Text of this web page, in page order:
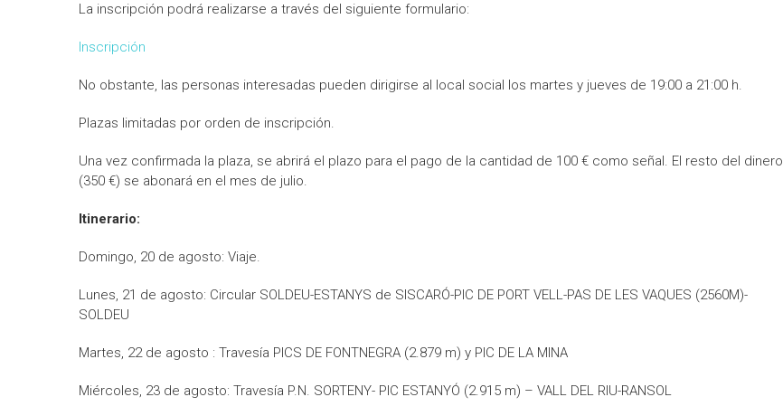
La inscripción podrá realizarse a través del siguiente formulario:
Inscripción
No obstante, las personas interesadas pueden dirigirse al local social los martes y jueves de 19:00 a 21:00 h.
Plazas limitadas por orden de inscripción.
Una vez confirmada la plaza, se abrirá el plazo para el pago de la cantidad de 100 € como señal. El resto del dinero
(350 €) se abonará en el mes de julio.
Itinerario:
Domingo, 20 de agosto: Viaje.
Lunes, 21 de agosto: Circular SOLDEU-ESTANYS de SISCARÓ-PIC DE PORT VELL-PAS DE LES VAQUES (2560M)-
SOLDEU
Martes, 22 de agosto : Travesía PICS DE FONTNEGRA (2.879 m) y PIC DE LA MINA
Miércoles, 23 de agosto: Travesía P.N. SORTENY- PIC ESTANYÓ (2.915 m) – VALL DEL RIU-RANSOL